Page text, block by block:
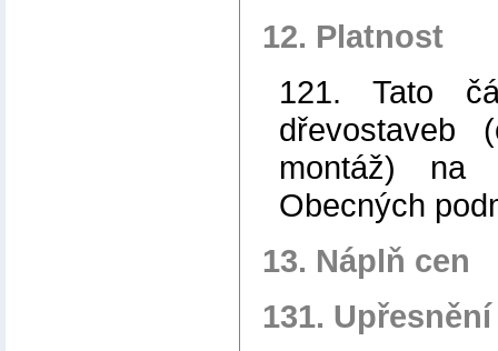
12. Platnost
121. Tato
dřevostaveb
montáž) na
Obecných
13. Náplň cen
131.